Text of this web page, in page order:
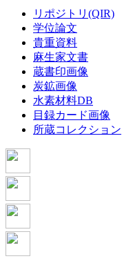
リポジトリ(QIR)
学位論文
貴重資料
麻生家文書
蔵書印画像
炭鉱画像
水素材料DB
目録カード画像
所蔵コレクション